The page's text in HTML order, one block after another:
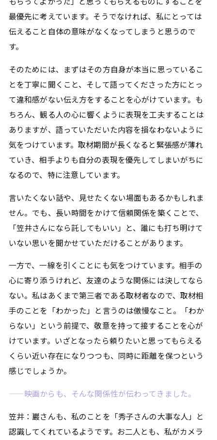
最優先に考えています。そうでなければ、私にとっては
伝えること自体の意味がなくなってしまうと思うので
す。
そのためには、まずはその方自身が本当に思っているこ
とを丁寧に聞くこと、そして語ってくださった方にとっ
て違和感がない伝え方をすることを心がけています。も
ちろん、観る人の心に響くように表現を工夫することは
ありますが、語っていただいた内容を損なわないように
気をつけています。取材期間が長くなると緊張感が薄れ
ていき、相手よりも自分の表現を優先してしまいがちに
なるので、特に注意しています。
言いたくない話や、見せたくない場面もあるかもしれま
せん。でも、長い時間をかけて信頼関係を築くことで、
「笠井さんになら託してもいい」と、誰にも打ち明けて
いない思いを聞かせていただけることがあります。
一方で、一線を引くことにも気をつけています。相手の
心に寄り添うけれど、友達のような関係には決してなら
ない。私はあくまで第三者である取材者なので、取材相
手のことを「わかった」と言うのは傲慢なこと。「わか
らない」という前提で、敬意を持って接することを心が
けています。いざとなったら頼りたいと思ってもらえる
くらい近い存在になりつつも、同時に距離を保つという
感じでしょうか。
——映画からも、そんな関係性が伝わってきました。
笠井：巖さんも、私のことを「秀子さんの大事な人」と
認識してくれているようです。お二人とも、私がカメラ